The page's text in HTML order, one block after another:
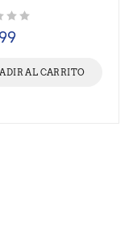
AL CARRITO